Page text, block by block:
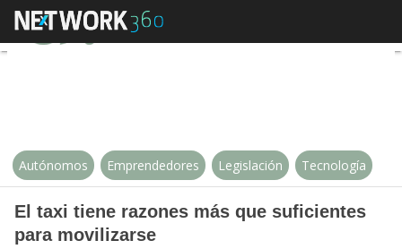
El taxi tiene razones más que
Autónomos Emprendedores Legislación Tecnología
El taxi tiene razones más que suficientes
para movilizarse